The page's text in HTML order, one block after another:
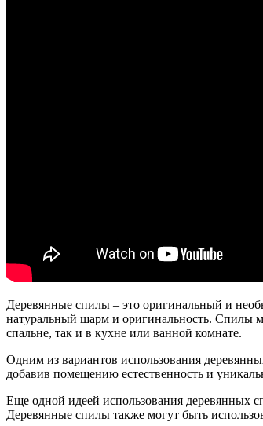
Деревянные спилы – это оригинальный и
натуральный шарм и оригинальность. Спилы
спальне, так и в кухне или ванной комнате.
Одним из вариантов использования
добавив помещению естественность и
Еще одной идеей использования деревянных
Деревянные спилы также могут быть